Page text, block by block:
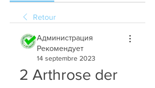
Retour
Администрация
Рекомендует
14 septembre 2023
2 Arthrose der